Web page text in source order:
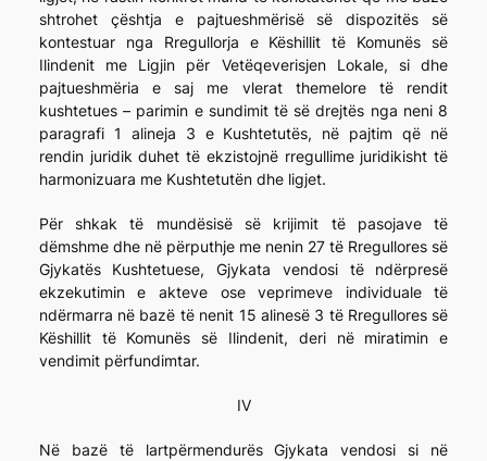
shtrohet çështja e pajtueshmërisë së dispozitës së
kontestuar nga Rregullorja e Këshillit të Komunës së
Ilindenit me Ligjin për Vetëqeverisjen Lokale, si dhe
pajtueshmëria e saj me vlerat themelore të rendit
kushtetues – parimin e sundimit të së drejtës nga neni 8
paragrafi 1 alineja 3 e Kushtetutës, në pajtim që në
rendin juridik duhet të ekzistojnë rregullime juridikisht të
harmonizuara me Kushtetutën dhe ligjet.
Për shkak të mundësisë së krijimit të pasojave të
dëmshme dhe në përputhje me nenin 27 të Rregullores së
Gjykatës Kushtetuese, Gjykata vendosi të ndërpresë
ekzekutimin e akteve ose veprimeve individuale të
ndërmarra në bazë të nenit 15 alinesë 3 të Rregullores së
Këshillit të Komunës së Ilindenit, deri në miratimin e
vendimit përfundimtar.
IV
Në bazë të lartpërmendurës Gjykata vendosi si në